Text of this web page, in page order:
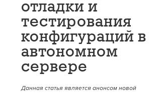
отладки и
тестирования
конфигураций в
автономном
сервере
Данная статья является анонсом новой